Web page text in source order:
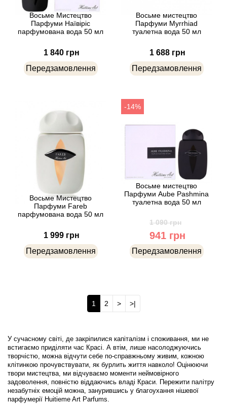
Восьме Мистецтво
Парфуми Наївіріс
парфумована вода 50 мл
1 840 грн
Передзамовлення
Восьме мистецтво
Парфуми Myrrhiad
туалетна вода 50 мл
1 688 грн
Передзамовлення
Восьме Мистецтво
Парфуми Fareb
парфумована вода 50 мл
1 999 грн
Передзамовлення
-14%
Восьме мистецтво
Парфуми Aube Pashmina
туалетна вода 50 мл
1 090 грн
941 грн
Передзамовлення
1 2 > >|
У сучасному світі, де закріпилися капіталізм і споживання, ми не
встигаємо приділяти час Красі. А втім, лише насолоджуючись
творчістю, можна відчути себе по-справжньому живим, кожною
клітинкою прочувствувати, як бурлить життя навколо! Оцінюючи
твори мистецтва, ми відчуваємо моменти неймовірного
задоволення, повністю віддаючись владі Краси. Пережити палітру
незабутніх емоцій можна, занурившись у благоухання нішевої
парфумерії Huitieme Art Parfums.
Beso Beach
Betty Barclay
Beyonce
Biehl Parfumkunstwerke
Blackglama
Blumarine
Bois 1920
Bon Parfumeur
Bond No.9